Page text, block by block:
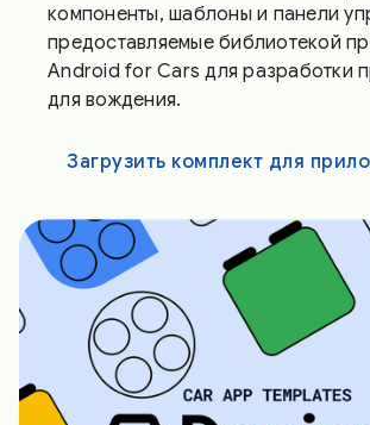
компоненты, шаблоны и панели
предоставляемые библиотекой
Android for Cars для разработки
для вождения.
Загрузить комплект для